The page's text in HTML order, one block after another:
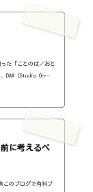
た「ことのは／おと
DAW（Studio On
ブログの最初の方に
に表示されてるだけ
に考えるべ
このブログで有料プ